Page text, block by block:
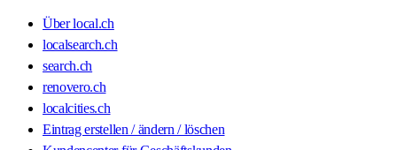
Über local.ch
localsearch.ch
search.ch
renovero.ch
localcities.ch
Eintrag erstellen / ändern / löschen